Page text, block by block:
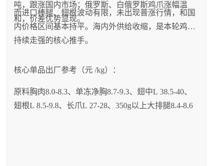
吨，跟涨国内市场；俄罗斯、白俄罗斯鸡爪涨幅温
和，价差优势显现。
而进口棒腿、翅根波动有限，未出现普涨行情，和国
内价格区间基本持平。海内外供给收缩，是本轮鸡爪
持续走强的核心推手。
核心单品出厂参考（元 /kg）：
原料胸肉8.0-8.3、单冻净胸8.7-9.3、翅中L 38.5-40、
翅根L 8.5-9.8、长爪L 27-28、350g以上大排腿8.4-8.6